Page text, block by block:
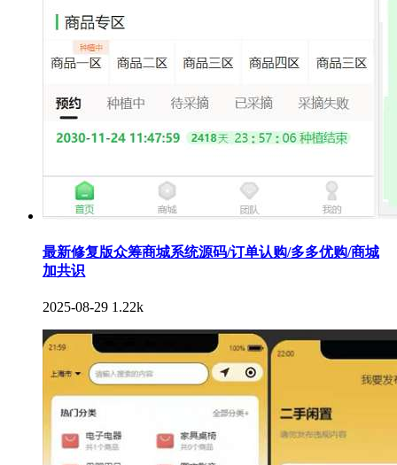
最新修复版众筹商城系统源码/订单认购/多多优购/商城
加共识
2025-08-29 1.22k